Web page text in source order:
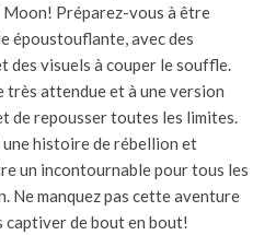
Préparez-vous à être
époustouflante, avec des
des visuels à couper le souffle.
attendue et à une version
de repousser toutes les limites.
histoire de rébellion et
un incontournable pour tous les
Ne manquez pas cette aventure
de bout en bout!